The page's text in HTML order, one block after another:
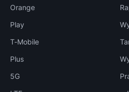
Orange
Play
T-Mobile
Plus
5G